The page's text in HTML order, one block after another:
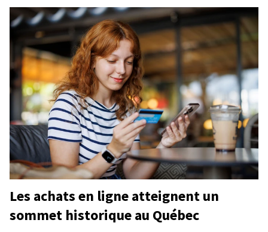
Les achats en ligne atteignent un
sommet historique au Québec